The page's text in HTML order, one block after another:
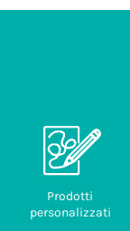
Prodotti
personalizzati